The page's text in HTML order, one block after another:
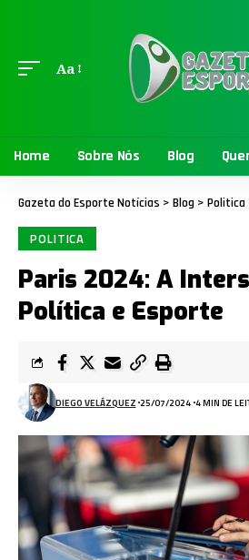
Aa
Home Sobre Nós Blog
Gazeta do Esporte Notícias > Blog > Politica
POLITICA
Paris 2024: A
Política e Esporte
DIEGO VELÁZQUEZ 25/07/2024 4 MIN DE